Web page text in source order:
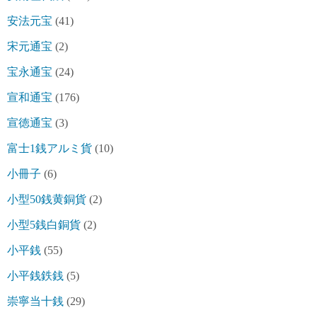
安法元宝 (41)
宋元通宝 (2)
宝永通宝 (24)
宣和通宝 (176)
宣徳通宝 (3)
富士1銭アルミ貨 (10)
小冊子 (6)
小型50銭黄銅貨 (2)
小型5銭白銅貨 (2)
小平銭 (55)
小平銭鉄銭 (5)
崇寧当十銭 (29)